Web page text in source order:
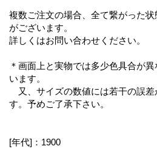
複数ご注文の場合、全て繋がった
がございます。
詳しくはお問い合わせください。
＊画面上と実物では多少色具合が
います。
又、サイズの数値には若干の誤差
す。予めご了承下さい。
[年代]：1900